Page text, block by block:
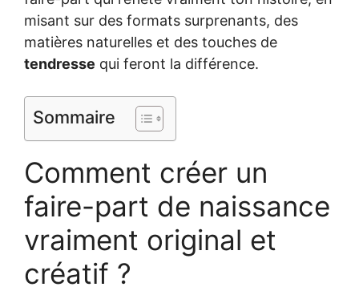
misant sur des formats surprenants, des
matières naturelles et des touches de
tendresse qui feront la différence.
Sommaire
Comment créer un
faire-part de naissance
vraiment original et
créatif ?